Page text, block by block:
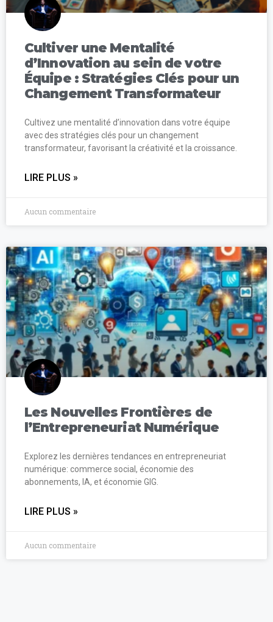
Cultiver une Mentalité
d’Innovation au sein de votre
Équipe : Stratégies Clés pour un
Changement Transformateur
Cultivez une mentalité d’innovation dans votre équipe
avec des stratégies clés pour un changement
transformateur, favorisant la créativité et la croissance.
LIRE PLUS »
Aucun commentaire
Les Nouvelles Frontières de
l’Entrepreneuriat Numérique
Explorez les dernières tendances en entrepreneuriat
numérique: commerce social, économie des
abonnements, IA, et économie GIG.
LIRE PLUS »
Aucun commentaire